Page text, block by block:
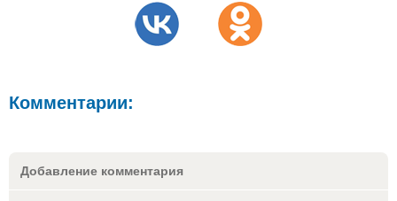
Комментарии:
Добавление комментария